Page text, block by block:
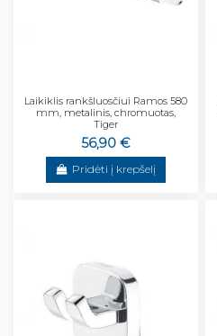
Laikiklis rankšluosčiui Ramos 580
mm, metalinis, chromuotas,
Tiger
56,90 €
Pridėti į krepšelį